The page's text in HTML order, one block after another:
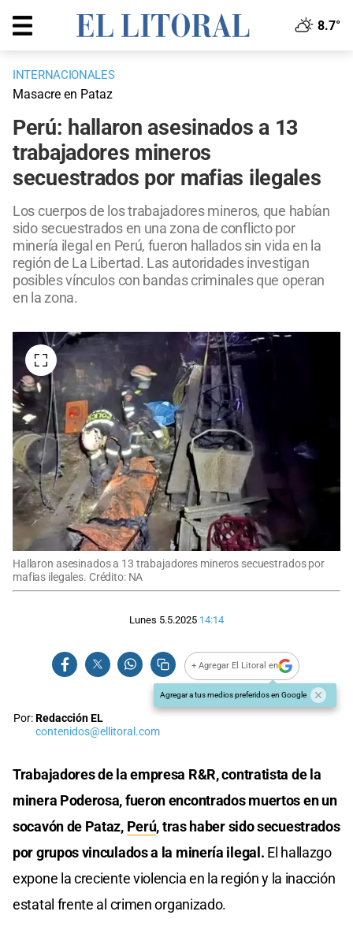
8.7°
INTERNACIONALES
Masacre en Pataz
Perú: hallaron asesinados a 13
trabajadores mineros
secuestrados por mafias ilegales
Los cuerpos de los trabajadores mineros, que habían
sido secuestrados en una zona de conflicto por
minería ilegal en Perú, fueron hallados sin vida en la
región de La Libertad. Las autoridades investigan
posibles vínculos con bandas criminales que operan
en la zona.
Hallaron asesinados a 13 trabajadores mineros secuestrados por
mafias ilegales. Crédito: NA
Lunes 5.5.2025 14:14
+ Agregar El Litoral en
Agregar a tus medios preferidos en Google
Por:Redacción EL
contenidos@ellitoral.com
Trabajadores de la empresa R&R, contratista de la
minera Poderosa, fueron encontrados muertos en un
socavón de Pataz, Perú, tras haber sido secuestrados
por grupos vinculados a la minería ilegal. El hallazgo
expone la creciente violencia en la región y la inacción
estatal frente al crimen organizado.